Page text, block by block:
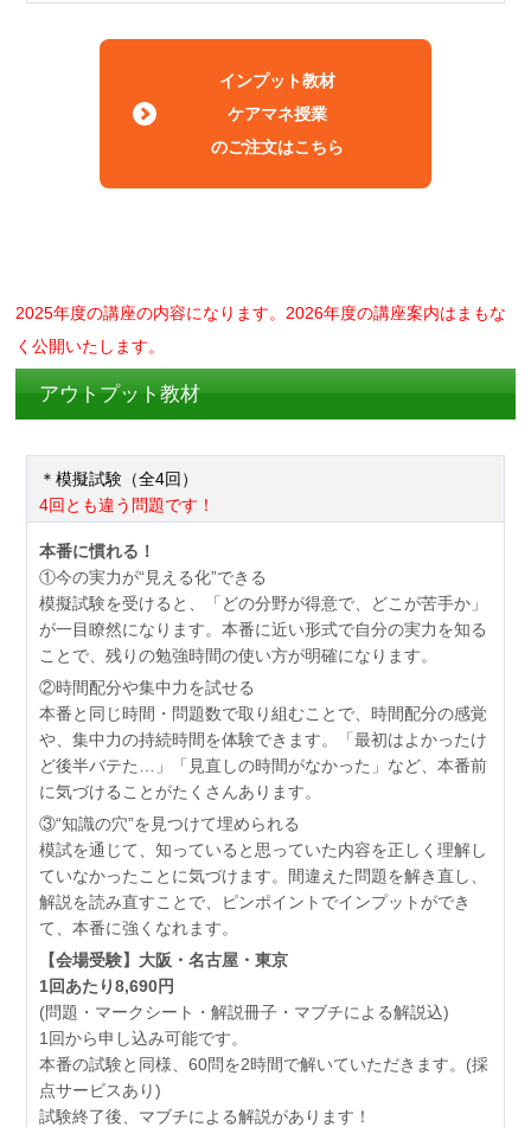
インプット教材
ケアマネ授業
のご注文はこちら
2025年度の講座の内容になります。2026年度の講座案内はまもな
く公開いたします。
アウトプット教材
＊模擬試験（全4回）
4回とも違う問題です！
本番に慣れる！
①今の実力が“見える化”できる
模擬試験を受けると、「どの分野が得意で、どこが苦手か」
が一目瞭然になります。本番に近い形式で自分の実力を知る
ことで、残りの勉強時間の使い方が明確になります。
②時間配分や集中力を試せる
本番と同じ時間・問題数で取り組むことで、時間配分の感覚
や、集中力の持続時間を体験できます。「最初はよかったけ
ど後半バテた…」「見直しの時間がなかった」など、本番前
に気づけることがたくさんあります。
③“知識の穴”を見つけて埋められる
模試を通じて、知っていると思っていた内容を正しく理解し
ていなかったことに気づけます。間違えた問題を解き直し、
解説を読み直すことで、ピンポイントでインプットができ
て、本番に強くなれます。
【会場受験】大阪・名古屋・東京
1回あたり8,690円
(問題・マークシート・解説冊子・マブチによる解説込)
1回から申し込み可能です。
本番の試験と同様、60問を2時間で解いていただきます。(採
点サービスあり)
試験終了後、マブチによる解説があります！